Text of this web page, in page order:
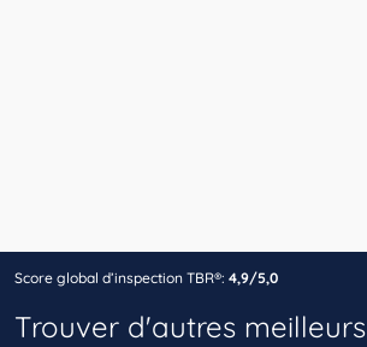
Score global d’inspection TBR®: 4,9/5,0
Trouver d'autres meilleurs